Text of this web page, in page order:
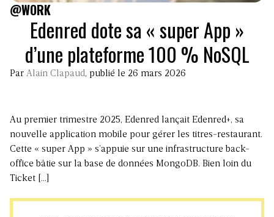
@WORK
Edenred dote sa « super App »
d’une plateforme 100 % NoSQL
Par Alain Clapaud, publié le 26 mars 2026
Au premier trimestre 2025, Edenred lançait Edenred+, sa
nouvelle application mobile pour gérer les titres-restaurant.
Cette « super App » s’appuie sur une infrastructure back-
office bâtie sur la base de données MongoDB. Bien loin du
Ticket […]